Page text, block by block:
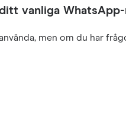
vanliga
men om du har